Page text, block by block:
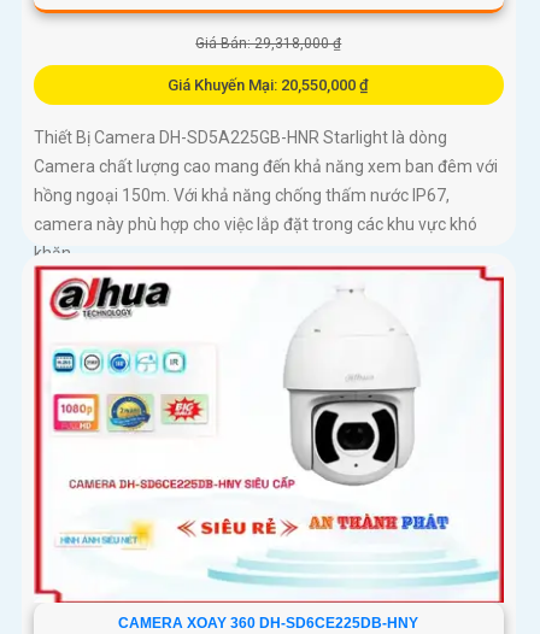
Giá Bán: 29,318,000 ₫
Giá Khuyến Mại: 20,550,000 ₫
Thiết Bị Camera DH-SD5A225GB-HNR Starlight là dòng
Camera chất lượng cao mang đến khả năng xem ban đêm với
hồng ngoại 150m. Với khả năng chống thấm nước IP67,
camera này phù hợp cho việc lắp đặt trong các khu vực khó
khăn
CAMERA XOAY 360 DH-SD6CE225DB-HNY